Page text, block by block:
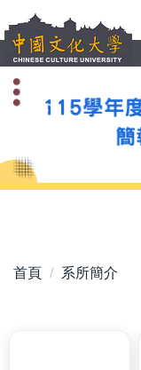
到
主
要
內
首頁 系所簡介